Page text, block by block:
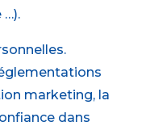
…).
marketing, la
dans